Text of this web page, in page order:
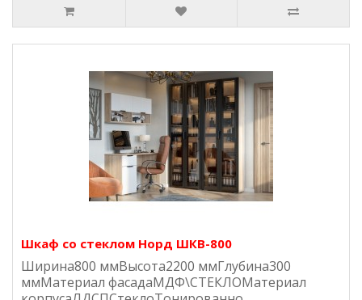
Шкаф со стеклом Норд ШКВ-800
Ширина800 ммВысота2200 ммГлубина300
ммМатериал фасадаМДФ\СТЕКЛОМатериал